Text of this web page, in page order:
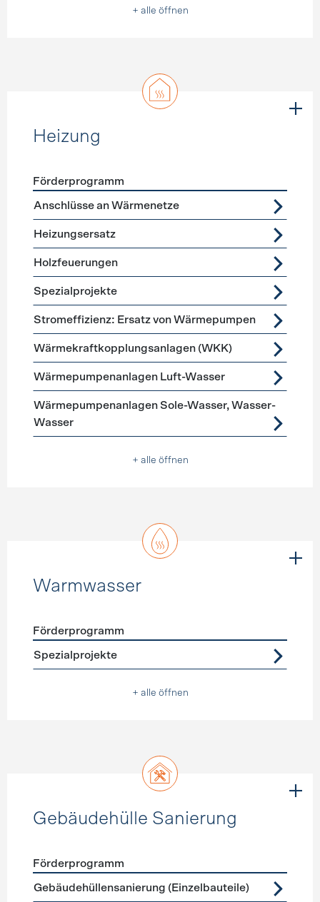
+ alle öffnen
Heizung
Förderprogramme
Förderprogramm
Anschlüsse an Wärmenetze
Heizungsersatz
Holzfeuerungen
Spezialprojekte
Stromeffizienz: Ersatz von Wärmepumpen
Wärmekraftkopplungsanlagen (WKK)
Wärmepumpenanlagen Luft-Wasser
Wärmepumpenanlagen Sole-Wasser, Wasser-
Wasser
+ alle öffnen
Warmwasser
Förderprogramme
Förderprogramm
Spezialprojekte
+ alle öffnen
Gebäudehülle Sanierung
Förderprogramme Gebäudehülle Sanierung
Förderprogramm
Gebäudehüllensanierung (Einzelbauteile)